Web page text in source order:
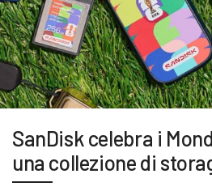
SanDisk celebra i
una collezione di